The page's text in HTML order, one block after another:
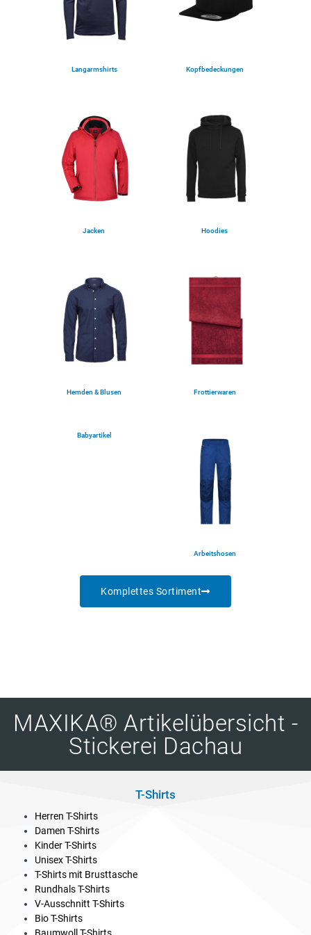
Langarmshirts Kopfbedeckungen
Jacken Hoodies
Hemden & Blusen Frottierwaren
Babyartikel
Arbeitshosen
Komplettes Sortiment
MAXIKA® Artikelübersicht -
Stickerei Dachau
T-Shirts
Herren T-Shirts
Damen T-Shirts
Kinder T-Shirts
Unisex T-Shirts
T-Shirts mit Brusttasche
Rundhals T-Shirts
V-Ausschnitt T-Shirts
Bio T-Shirts
Baumwoll T-Shirts